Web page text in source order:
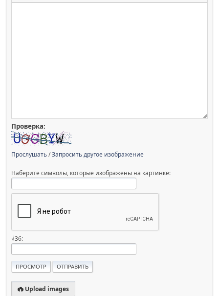
Проверка:
Прослушать/Запросить другое изображение
Наберите символы, которые изображены на картинке:
√36:
Upload images